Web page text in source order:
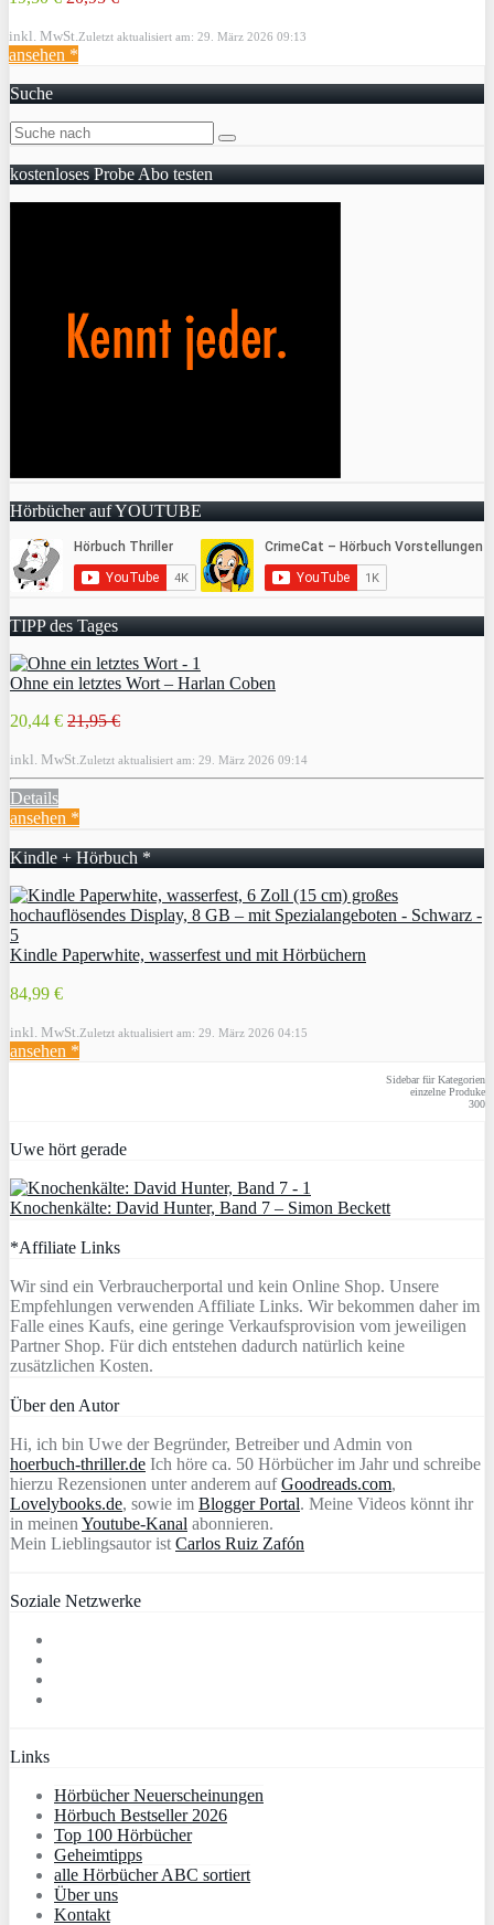
inkl. MwSt. Zuletzt aktualisiert am: 29. März 2026 09:13
ansehen *
Suche
kostenloses Probe Abo testen
Hörbücher auf YOUTUBE
TIPP des Tages
Ohne ein letztes Wort – Harlan Coben
20,44 € 21,95 €
inkl. MwSt. Zuletzt aktualisiert am: 29. März 2026 09:14
Details
ansehen *
Kindle + Hörbuch *
Kindle Paperwhite, wasserfest und mit Hörbüchern
84,99 €
inkl. MwSt. Zuletzt aktualisiert am: 29. März 2026 04:15
ansehen *
Sidebar für Kategorien
einzelne Produke
300
Uwe hört gerade
Knochenkälte: David Hunter, Band 7 – Simon Beckett
*Affiliate Links
Wir sind ein Verbraucherportal und kein Online Shop. Unsere
Empfehlungen verwenden Affiliate Links. Wir bekommen daher im
Falle eines Kaufs, eine geringe Verkaufsprovision vom jeweiligen
Partner Shop. Für dich entstehen dadurch natürlich keine
zusätzlichen Kosten.
Über den Autor
Hi, ich bin Uwe der Begründer, Betreiber und Admin von
hoerbuch-thriller.de Ich höre ca. 50 Hörbücher im Jahr und schreibe
hierzu Rezensionen unter anderem aufGoodreads.com,
Lovelybooks.de, sowie im Blogger Portal. Meine Videos könnt ihr
in meinen Youtube-Kanal abonnieren.
Mein Lieblingsautor ist Carlos Ruiz Zafón
Soziale Netzwerke
Links
Hörbücher Neuerscheinungen
Hörbuch Bestseller 2026
Top 100 Hörbücher
Geheimtipps
alle Hörbücher ABC sortiert
Über uns
Kontakt